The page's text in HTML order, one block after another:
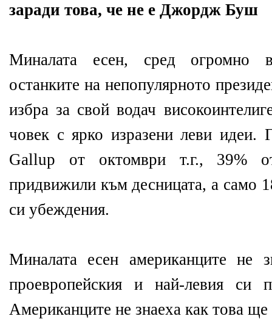
заради това, че не е Джордж Буш
Миналата есен, сред огромно
останките на непопулярното
избра за свой водач
човек с ярко изразени леви идеи.
Gallup от октомври т.г., 39%
придвижили към десницата, а само
си убеждения.
Миналата есен американците не
проевропейския и най-левия си
Американците не знаеха как това